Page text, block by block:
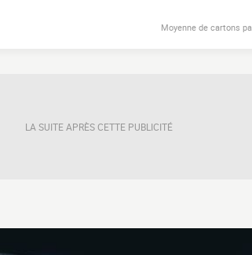
Moyenne de cartons
LA SUITE APRÈS CETTE PUBLICITÉ